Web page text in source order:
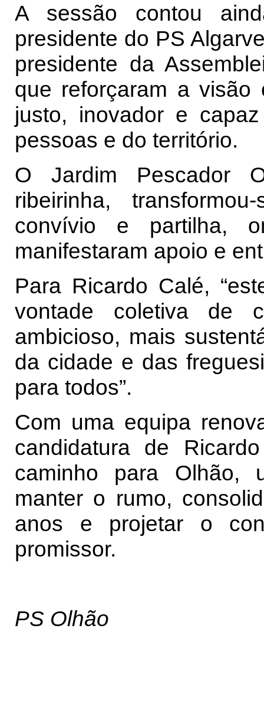
A sessão contou
presidente do PS
presidente da
que reforçaram a visão
justo, inovador e
pessoas e do território.
O Jardim Pescador
ribeirinha,
convívio e partilha,
manifestaram apoio e
Para Ricardo Calé,
vontade coletiva de
ambicioso, mais
da cidade e das
para todos”.
Com uma equipa
candidatura de
caminho para Olhão,
manter o rumo,
anos e projetar o
promissor.
PS Olhão